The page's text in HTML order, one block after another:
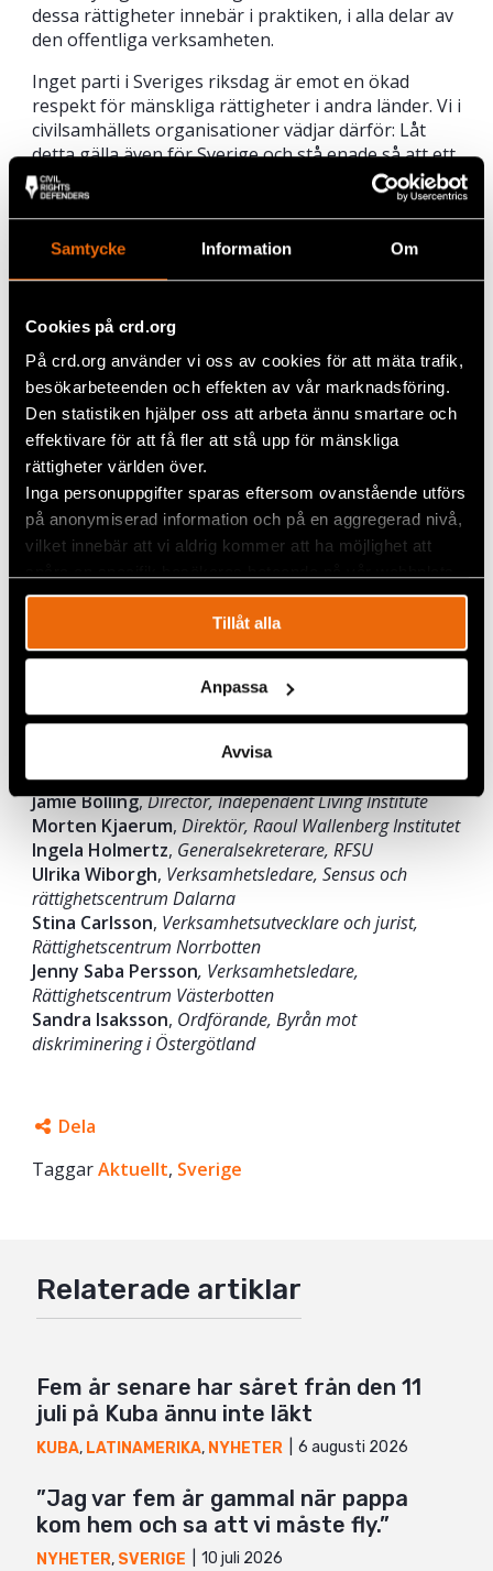
Samtycke Information Om
Cookies på crd.org
På crd.org använder vi oss av cookies för att mäta trafik,
besökarbeteenden och effekten av vår marknadsföring.
Den statistiken hjälper oss att arbeta ännu smartare och
effektivare för att få fler att stå upp för mänskliga
rättigheter världen över.
Inga personuppgifter sparas eftersom ovanstående utförs
på anonymiserad information och på en aggregerad nivå,
vilket innebär att vi aldrig kommer att ha möjlighet att
Tillåt alla
Anpassa
Avvisa
dessa rättigheter innebär i praktiken, i alla delar av
den offentliga verksamheten.
Inget parti i Sveriges riksdag är emot en ökad
respekt för mänskliga rättigheter i andra länder. Vi i
civilsamhällets organisationer vädjar därför: Låt
detta gälla även för Sverige och stå enade så att ett
nytt institut för mänskliga rättigheter kommer på
plats i början av nästa år.
Anna Johansson
Tf Generalsekreterare, Amnesty
Defenders
Beatrice Högå
Verksamhetschef, Agera Värmland
Åsa Strahlemo, Förbundsordförande, DHR
Olivia Novotny Bill, Verksamhetsledare,
Antidiskrimineringsbyrån Uppsala (ADU)
Hanna Knutsson,Verksamhetsansvarig,
Diskrimineringsbyrån Humanitas
Annika Heikkinen,Verksamhetsutvecklare,
Antidiskrimineringsbyrån Stockholm Norr
Johan Alexander Lindman
Verksamhetsledare och
jurist, Diskrimineringsbyrån Gävleborg
Annelie Börjesson,Ordförande, Svenska FN-
Ordförande, Funktionsrätt
Sverige
Generalsekreterare, Fonden för
Christina Heilborn,Förbundsordförande,
Måns Molander, Sverigechef, Human Rights Watch
Jamie Bolling,Director, Independent Living Institute
Morten Kjaerum, Direktör, Raoul Wallenberg Institutet
Ingela Holmertz, Generalsekreterare, RFSU
Ulrika Wiborgh, Verksamhetsledare, Sensus och
rättighetscentrum Dalarna
Stina Carlsson, Verksamhetsutvecklare och jurist,
Rättighetscentrum Norrbotten
Jenny Saba Persson, Verksamhetsledare,
Rättighetscentrum Västerbotten
Sandra Isaksson, Ordförande, Byrån mot
diskriminering i Östergötland
Dela
Facebook
Mail
TaggarAktuellt, Sverige
Relaterade artiklar
Fem år senare har såret från den 11
juli på Kuba ännu inte läkt
KUBA, LATINAMERIKA, NYHETER 6 augusti 2026
”Jag var fem år gammal när pappa
kom hem och sa att vi måste fly.”
NYHETER, SVERIGE 10 juli 2026